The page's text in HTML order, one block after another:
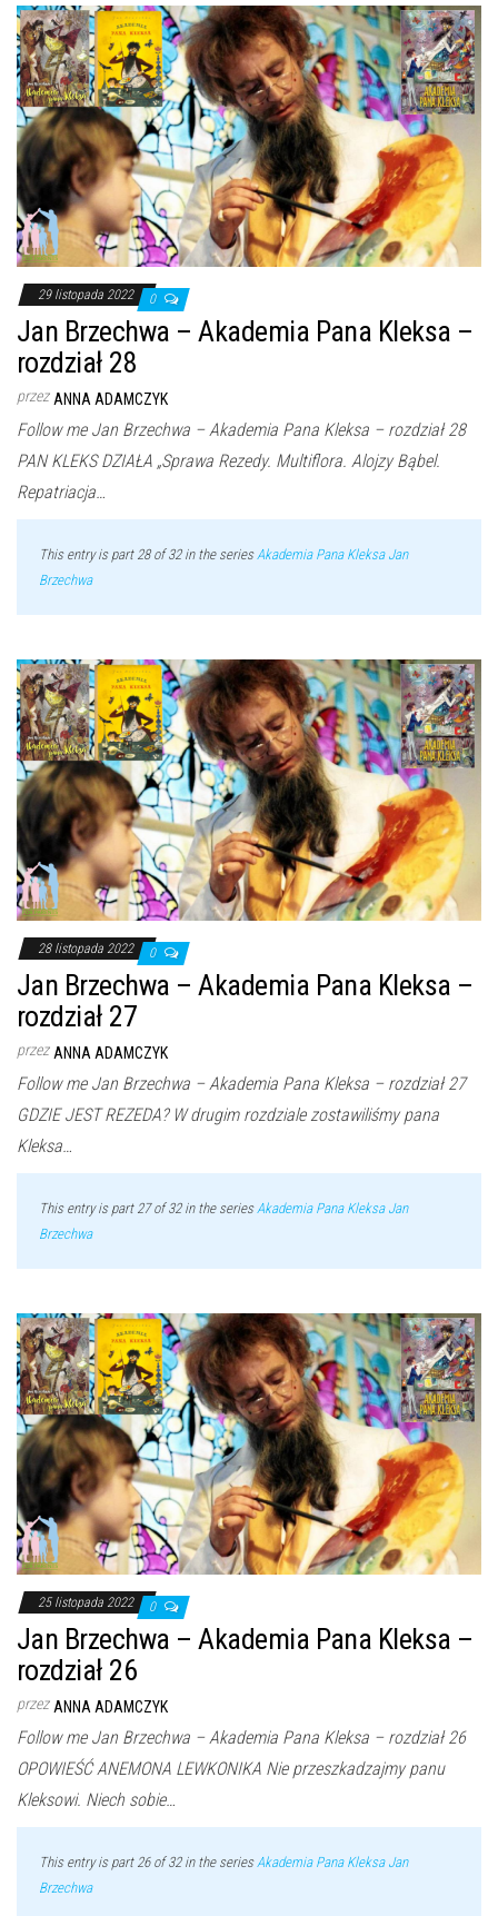
29 listopada 2022 0
Jan Brzechwa – Akademia Pana Kleksa –
rozdział 28
przez ANNA ADAMCZYK
Follow me Jan Brzechwa – Akademia Pana Kleksa – rozdział 28
PAN KLEKS DZIAŁA „Sprawa Rezedy. Multiflora. Alojzy Bąbel.
Repatriacja…
This entry is part 28 of 32 in the series Akademia Pana Kleksa Jan
Brzechwa
28 listopada 2022 0
Jan Brzechwa – Akademia Pana Kleksa –
rozdział 27
przez ANNA ADAMCZYK
Follow me Jan Brzechwa – Akademia Pana Kleksa – rozdział 27
GDZIE JEST REZEDA? W drugim rozdziale zostawiliśmy pana
Kleksa…
This entry is part 27 of 32 in the seriesAkademia Pana Kleksa Jan
Brzechwa
25 listopada 2022 0
Jan Brzechwa – Akademia Pana Kleksa –
rozdział 26
przez ANNA ADAMCZYK
Follow me Jan Brzechwa – Akademia Pana Kleksa – rozdział 26
OPOWIEŚĆ ANEMONA LEWKONIKA Nie przeszkadzajmy panu
Kleksowi. Niech sobie…
This entry is part 26 of 32 in the seriesAkademia Pana Kleksa Jan
Brzechwa